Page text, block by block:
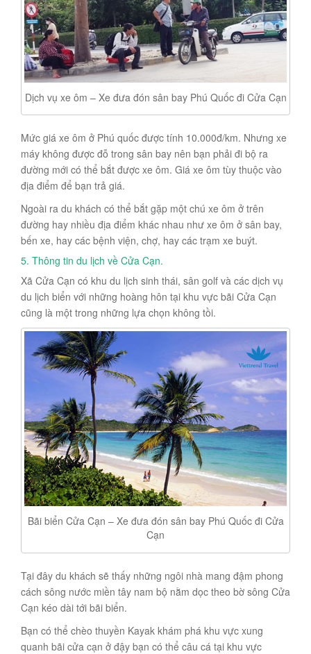
Dịch vụ xe ôm – Xe đưa đón sân bay Phú Quốc đi Cửa Cạn
Mức giá xe ôm ở Phú quốc được tính 10.000đ/km. Nhưng xe
máy không được đỗ trong sân bay nên bạn phải đi bộ ra
đường mới có thể bắt được xe ôm. Giá xe ôm tùy thuộc vào
địa điểm để bạn trả giá.
Ngoài ra du khách có thể bắt gặp một chú xe ôm ở trên
đường hay nhiều địa điểm khác nhau như xe ôm ở sân bay,
bến xe, hay các bệnh viện, chợ, hay các trạm xe buýt.
5. Thông tin du lịch về Cửa Cạn.
Xã Cửa Cạn có khu du lịch sinh thái, sân golf và các dịch vụ
du lịch biển với những hoàng hôn tại khu vực bãi Cửa Cạn
cũng là một trong những lựa chọn không tồi.
Bãi biển Cửa Cạn – Xe đưa đón sân bay Phú Quốc đi Cửa
Cạn
Tại đây du khách sẽ thấy những ngôi nhà mang đậm phong
cách sông nước miền tây nam bộ nằm dọc theo bờ sông Cửa
Cạn kéo dài tới bãi biển.
Bạn có thể chèo thuyền Kayak khám phá khu vực xung
quanh bãi cửa cạn ở đậy bạn có thể câu cá tại khu vực